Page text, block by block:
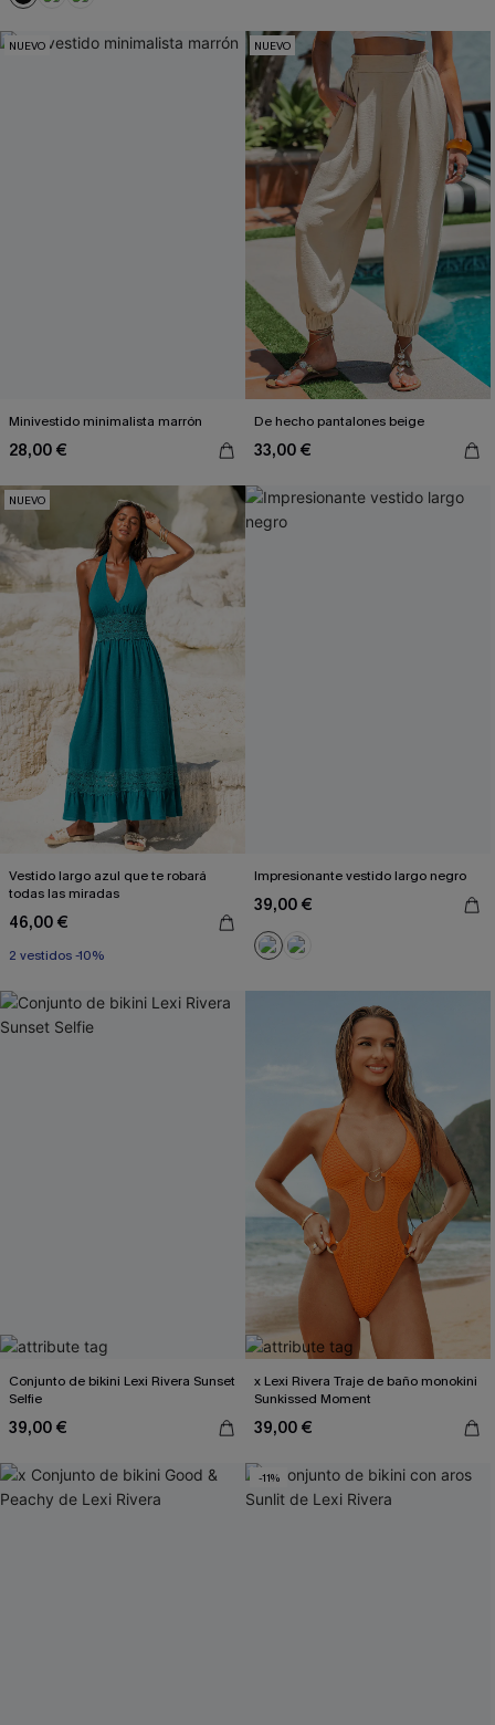
NUEVO
Minivestido minimalista marrón
28,00 €
NUEVO
De hecho pantalones beige
33,00 €
NUEVO
Vestido largo azul que te robará
todas las miradas
46,00 €
2 vestidos -10%
Impresionante vestido largo negro
39,00 €
Conjunto de bikini Lexi Rivera Sunset
Selfie
39,00 €
x Lexi Rivera Traje de baño monokini
Sunkissed Moment
39,00 €
-11%